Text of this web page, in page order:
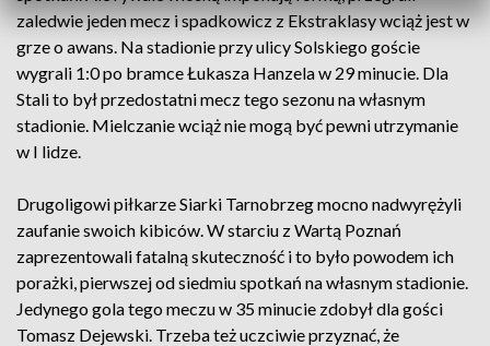
zaledwie jeden mecz i spadkowicz z Ekstraklasy wciąż jest w
grze o awans. Na stadionie przy ulicy Solskiego goście
wygrali 1:0 po bramce Łukasza Hanzela w 29 minucie. Dla
Stali to był przedostatni mecz tego sezonu na własnym
stadionie. Mielczanie wciąż nie mogą być pewni utrzymanie
w I lidze.
Drugoligowi piłkarze Siarki Tarnobrzeg mocno nadwyrężyli
zaufanie swoich kibiców. W starciu z Wartą Poznań
zaprezentowali fatalną skuteczność i to było powodem ich
porażki, pierwszej od siedmiu spotkań na własnym stadionie.
Jedynego gola tego meczu w 35 minucie zdobył dla gości
Tomasz Dejewski. Trzeba też uczciwie przyznać, że